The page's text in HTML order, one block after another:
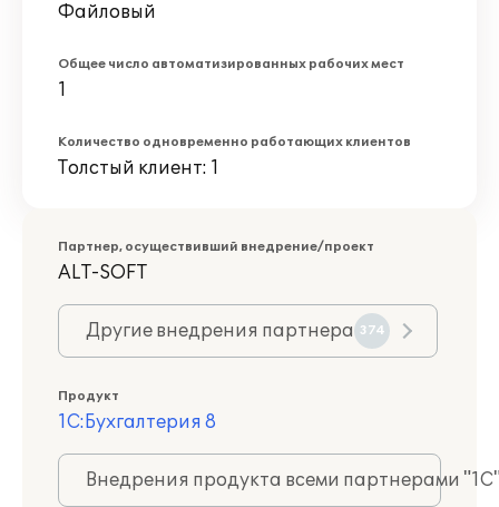
Файловый
Общее число автоматизированных рабочих мест
1
Количество одновременно работающих клиентов
Толстый клиент: 1
Партнер, осуществивший внедрение/проект
ALT-SOFT
Другие внедрения партнера 374
Продукт
1С:Бухгалтерия 8
Внедрения продукта всеми партнерами